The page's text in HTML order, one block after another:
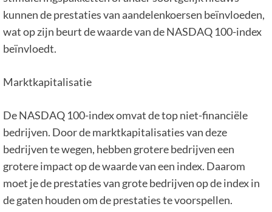
kunnen de prestaties van aandelenkoersen beïnvloeden,
wat op zijn beurt de waarde van de NASDAQ 100-index
beïnvloedt.
Marktkapitalisatie
De NASDAQ 100-index omvat de top niet-financiële
bedrijven. Door de marktkapitalisaties van deze
bedrijven te wegen, hebben grotere bedrijven een
grotere impact op de waarde van een index. Daarom
moet je de prestaties van grote bedrijven op de index in
de gaten houden om de prestaties te voorspellen.